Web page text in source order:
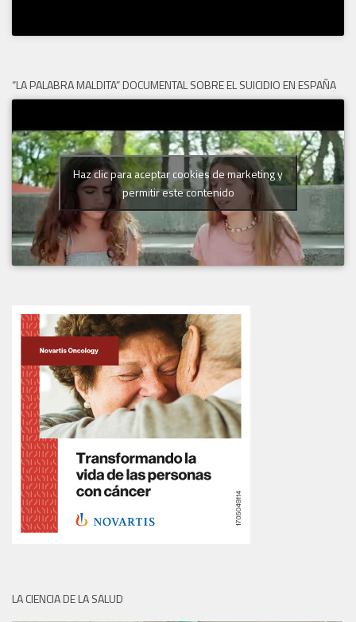
“LA PALABRA MALDITA” DOCUMENTAL SOBRE EL SUICIDIO EN ESPAÑA
Haz clic para aceptar cookies de marketing y
permitir este contenido
LA CIENCIA DE LA SALUD